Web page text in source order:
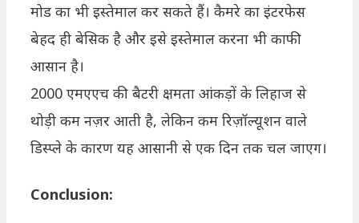
मोड का भी इस्तेमाल कर सकते हैं। कैमरे का इंटरफेस
बेहद ही बेसिक है और इसे इस्तेमाल करना भी काफी
आसान है।
2000 एमएएच की बैटरी क्षमता आंकड़ों के लिहाज से
थोड़ी कम नज़र आती है, लेकिन कम रिज़ॉल्यूशन वाले
डिस्प्ले के कारण यह आसानी से एक दिन तक चल जाएग।
Conclusion: